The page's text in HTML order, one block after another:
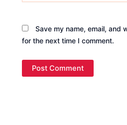
Save my name, email, and
for the next time I comment.